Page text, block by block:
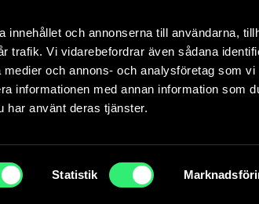
och annonserna till användarna,
trafik. Vi vidarebefordrar även sådana
och annons- och analysföretag som vi
informationen med annan information som
har använt deras tjänster.
Statistik
Link
to
facebook
Link
to
instagram
Link
to
Linkedin
Link
to
youtube
Genom att fortsätta använda vår
ACCEPTERA EJ